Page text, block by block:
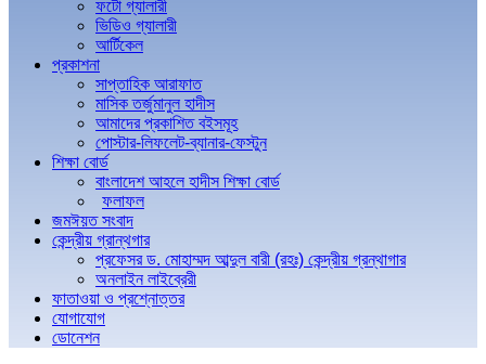
ফটো গ্যালারী
ভিডিও গ্যালারী
আর্টিকেল
প্রকাশনা
সাপ্তাহিক আরাফাত
মাসিক তর্জুমানুল হাদীস
আমাদের প্রকাশিত বইসমূহ
পোস্টার-লিফলেট-ব্যানার-ফেস্টুন
শিক্ষা বোর্ড
বাংলাদেশ আহলে হাদীস শিক্ষা বোর্ড
ফলাফল
জমঈয়ত সংবাদ
কেন্দ্রীয় গ্রান্থগার
প্রফেসর ড. মোহাম্মদ আব্দুল বারী (রহঃ) কেন্দ্রীয় গ্রন্থাগার
অনলাইন লাইব্রেরী
ফাতাওয়া ও প্রশ্নোত্তর
যোগাযোগ
ডোনেশন